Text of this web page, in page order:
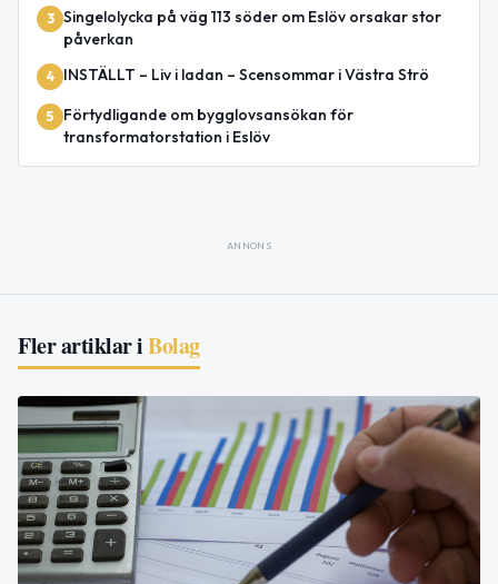
3 Singelolycka på väg 113 söder om Eslöv orsakar stor
påverkan
4 INSTÄLLT – Liv i ladan – Scensommar i Västra Strö
5
Förtydligande om bygglovsansökan för
transformatorstation i Eslöv
ANNONS
Fler artiklar iBolag